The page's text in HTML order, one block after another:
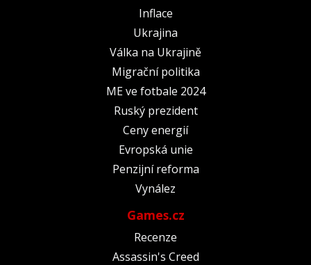
Inflace
Ukrajina
Válka na Ukrajině
Migrační politika
ME ve fotbale 2024
Ruský prezident
Ceny energií
Evropská unie
Penzijní reforma
Vynález
Games.cz
Recenze
Assassin's Creed